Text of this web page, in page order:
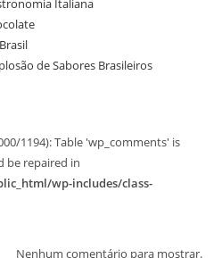
Italiana
de Sabores Brasileiros
1194): Table 'wp_comments' is
be repaired in
wp-includes/class-
Nenhum comentário para mostrar.